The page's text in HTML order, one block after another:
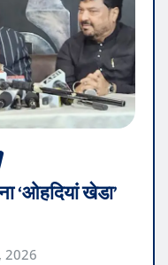
‘ओहदियां खेडा’
2026